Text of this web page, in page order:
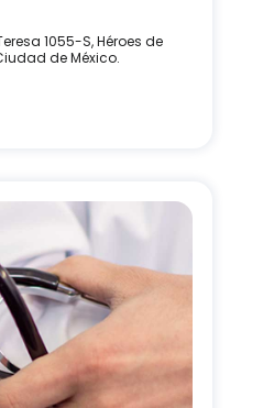
1055-S, Héroes de
de México.